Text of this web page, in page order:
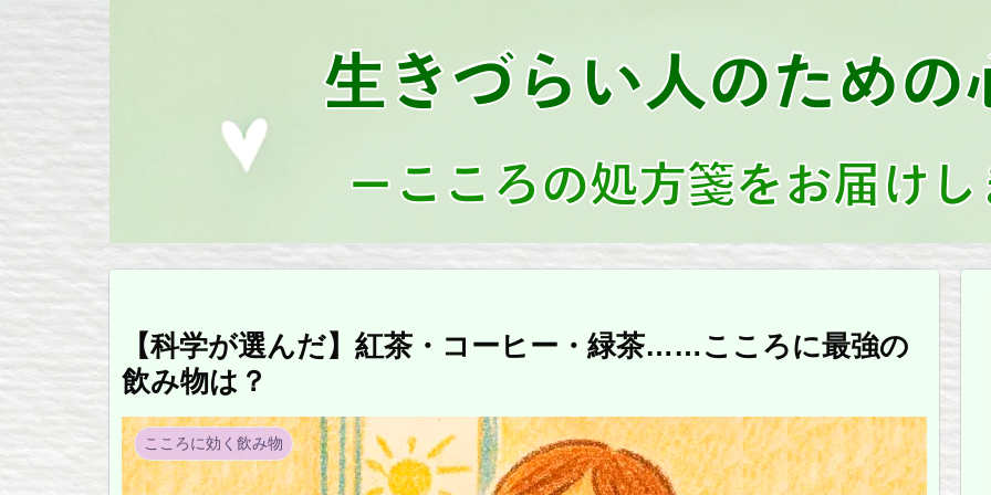
【科学が選んだ】紅茶・コーヒー・緑茶……こころに最強の
飲み物は？
こころに効く飲み物